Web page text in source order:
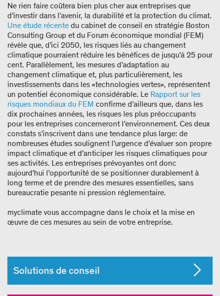
Ne rien faire coûtera bien plus cher aux entreprises que
d’investir dans l’avenir, la durabilité et la protection du climat.
Une étude récente du cabinet de conseil en stratégie Boston
Consulting Group et du Forum économique mondial (FEM)
révèle que, d’ici 2050, les risques liés au changement
climatique pourraient réduire les bénéfices de jusqu’à 25 pour
cent. Parallèlement, les mesures d’adaptation au
changement climatique et, plus particulièrement, les
investissements dans les «technologies vertes», représentent
un potentiel économique considérable. Le Rapport sur les
risques mondiaux du FEM confirme d’ailleurs que, dans les
dix prochaines années, les risques les plus préoccupants
pour les entreprises concerneront l’environnement. Ces deux
constats s’inscrivent dans une tendance plus large: de
nombreuses études soulignent l’urgence d’évaluer son propre
impact climatique et d’anticiper les risques climatiques pour
ses activités. Les entreprises prévoyantes ont donc
aujourd’hui l’opportunité de se positionner durablement à
long terme et de prendre des mesures essentielles, sans
bureaucratie pesante ni pression réglementaire.
myclimate vous accompagne dans le choix et la mise en
œuvre de ces mesures au sein de votre entreprise.
Solutions de conseil